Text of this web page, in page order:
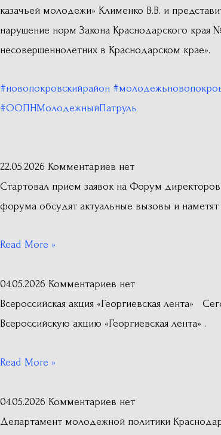
казачьей молодежи» Клименко В.В. и
нарушение норм Закона Краснодарского края
несовершеннолетних в Краснодарском крае».
#новопокровскийрайон
#ООПНМолодежныйПатруль
22.05.2026 Комментариев нет
Стартовал приём заявок на Форум
форума обсудят актуальные вызовы и наметят
Read More »
04.05.2026 Комментариев нет
Всероссийская акция «Георгиевская лента»
Всероссийскую акцию «Георгиевская лента» .
Read More »
04.05.2026 Комментариев нет
Департамент молодежной политики